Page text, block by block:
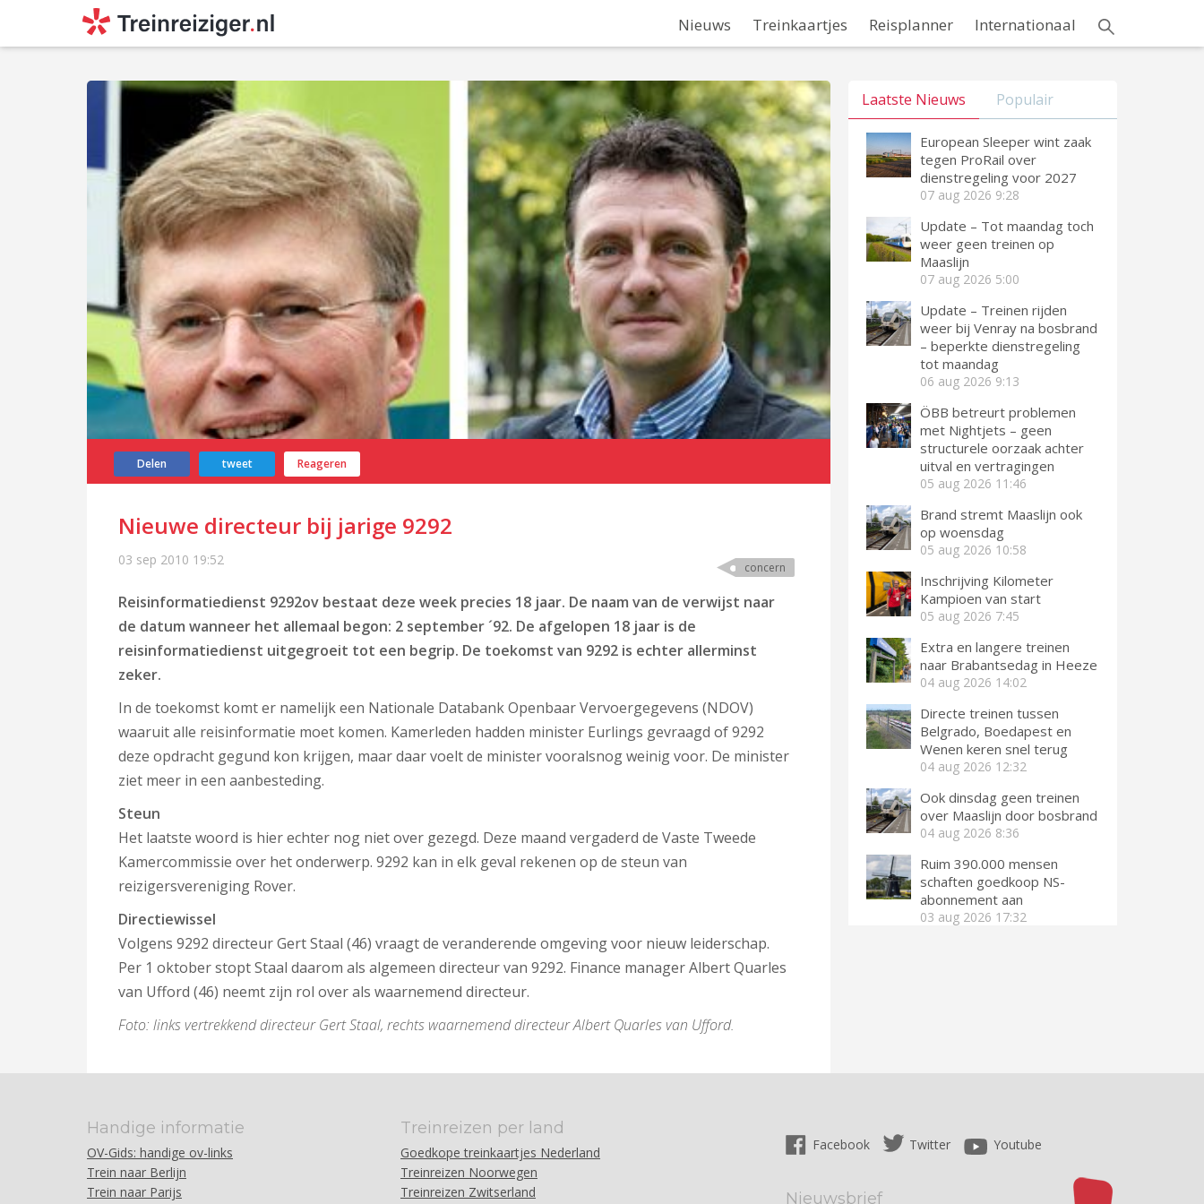
Nieuws Treinkaartjes Reisplanner Internationaal
Delen tweet Reageren
Nieuwe directeur bij jarige 9292
03 sep 2010 19:52 concern
Reisinformatiedienst 9292ov bestaat deze week precies 18 jaar. De naam van de verwijst naar
de datum wanneer het allemaal begon: 2 september ´92. De afgelopen 18 jaar is de
reisinformatiedienst uitgegroeit tot een begrip. De toekomst van 9292 is echter allerminst
zeker.
In de toekomst komt er namelijk een Nationale Databank Openbaar Vervoergegevens (NDOV)
waaruit alle reisinformatie moet komen. Kamerleden hadden minister Eurlings gevraagd of 9292
deze opdracht gegund kon krijgen, maar daar voelt de minister vooralsnog weinig voor. De minister
ziet meer in een aanbesteding.
Steun
Het laatste woord is hier echter nog niet over gezegd. Deze maand vergaderd de Vaste Tweede
Kamercommissie over het onderwerp. 9292 kan in elk geval rekenen op de steun van
reizigersvereniging Rover.
Directiewissel
Volgens 9292 directeur Gert Staal (46) vraagt de veranderende omgeving voor nieuw leiderschap.
Per 1 oktober stopt Staal daarom als algemeen directeur van 9292. Finance manager Albert Quarles
van Ufford (46) neemt zijn rol over als waarnemend directeur.
Foto: links vertrekkend directeur Gert Staal, rechts waarnemend directeur Albert Quarles van Ufford.
Laatste Nieuws Populair
European Sleeper wint zaak
tegen ProRail over
dienstregeling voor 2027
07 aug 2026 9:28
Update – Tot maandag toch
weer geen treinen op
Maaslijn
07 aug 2026 5:00
Update – Treinen rijden
weer bij Venray na bosbrand
– beperkte dienstregeling
tot maandag
06 aug 2026 9:13
ÖBB betreurt problemen
met Nightjets – geen
structurele oorzaak achter
uitval en vertragingen
05 aug 2026 11:46
Brand stremt Maaslijn ook
op woensdag
05 aug 2026 10:58
Inschrijving Kilometer
Kampioen van start
05 aug 2026 7:45
Extra en langere treinen
naar Brabantsedag in Heeze
04 aug 2026 14:02
Directe treinen tussen
Belgrado, Boedapest en
Wenen keren snel terug
04 aug 2026 12:32
Ook dinsdag geen treinen
over Maaslijn door bosbrand
04 aug 2026 8:36
Ruim 390.000 mensen
schaften goedkoop NS-
abonnement aan
03 aug 2026 17:32
Handige informatie
OV-Gids: handige ov-links
Trein naar Berlijn
Trein naar Parijs
Treinreizen per land
Goedkope treinkaartjes Nederland
Treinreizen Noorwegen
Treinreizen Zwitserland
Facebook Twitter Youtube
Nieuwsbrief